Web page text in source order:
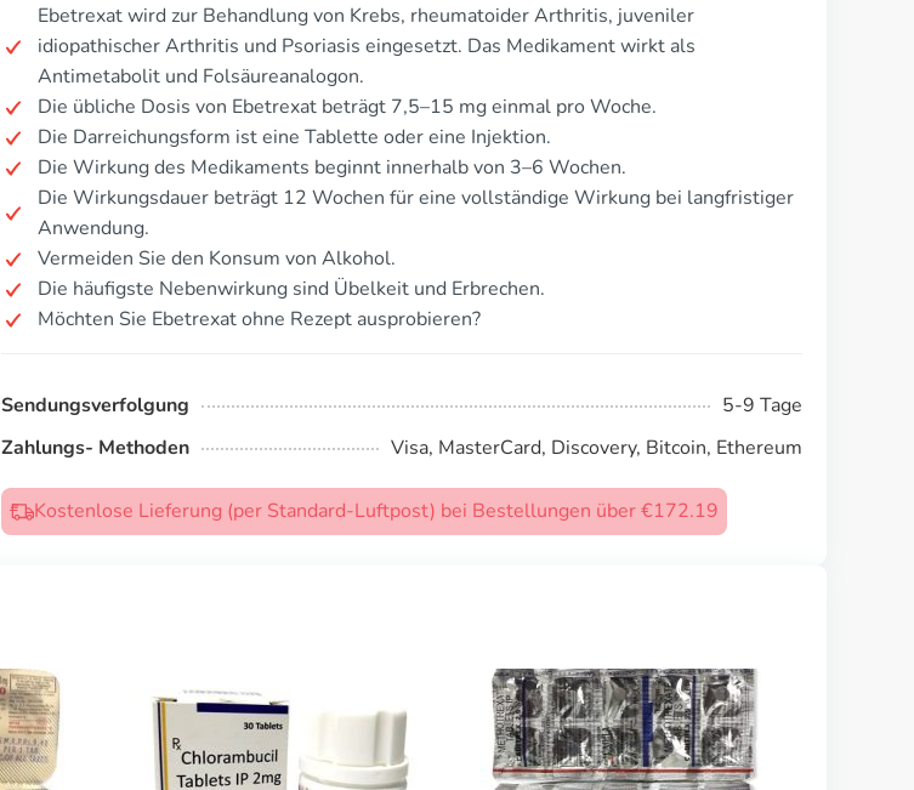
Ebetrexat wird zur Behandlung von Krebs, rheumatoider Arthritis, juveniler
idiopathischer Arthritis und Psoriasis eingesetzt. Das Medikament wirkt als
Antimetabolit und Folsäureanalogon.
Die übliche Dosis von Ebetrexat beträgt 7,5–15 mg einmal pro Woche.
Die Darreichungsform ist eine Tablette oder eine Injektion.
Die Wirkung des Medikaments beginnt innerhalb von 3–6 Wochen.
Die Wirkungsdauer beträgt 12 Wochen für eine vollständige Wirkung bei langfristiger
Anwendung.
Vermeiden Sie den Konsum von Alkohol.
Die häufigste Nebenwirkung sind Übelkeit und Erbrechen.
Möchten Sie Ebetrexat ohne Rezept ausprobieren?
Sendungsverfolgung
5-9 Tage
Zahlungs- Methoden
Visa, MasterCard, Discovery, Bitcoin, Ethereum
Kostenlose Lieferung (per Standard-Luftpost) bei Bestellungen über €172.19